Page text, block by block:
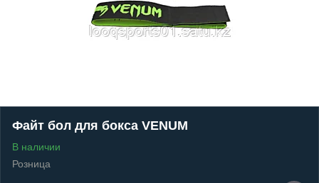
Файт бол для бокса VENUM
В наличии
Розница